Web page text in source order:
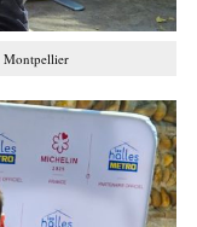
Montpellier